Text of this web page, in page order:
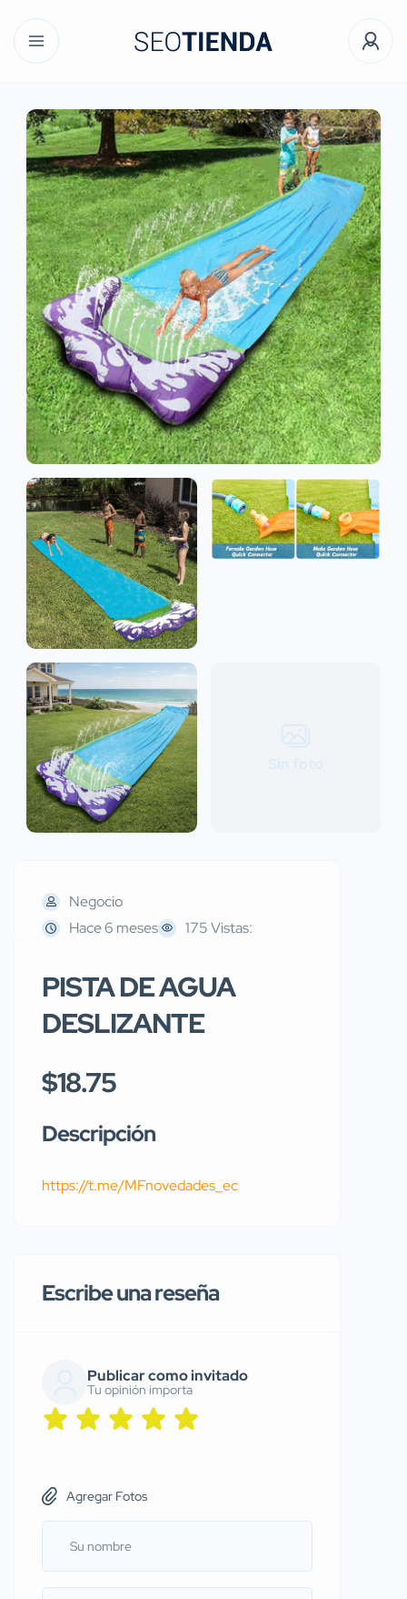
Negocio
Hace 6 meses
175 Vistas:
PISTA DE AGUA
DESLIZANTE
$18.75
Descripción
https://t.me/MFnovedades_ec
Escribe una reseña
Publicar como invitado
Tu opinión importa
Agregar Fotos